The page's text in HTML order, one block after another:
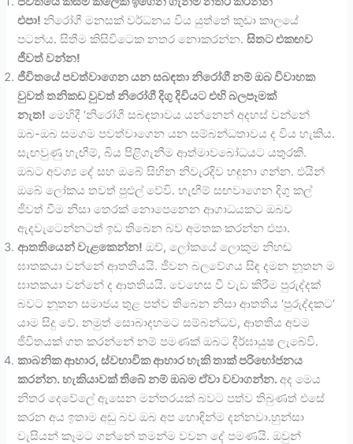
එපා! නිරෝගී මනසක් වර්ධනය විය යුත්තේ කුඩා කාලයේ
පටන්ය. සිතීම කිසිවිටෙක නතර නොකරන්න.සිතට එකඟව
ජීවත් වන්න!
ජීවිතයේ පවත්වාගෙන යන සබඳතා නිරෝගී නම් ඔබ විවාහක
වුවත් තනිකඩ වුවත් නිරෝගී දිගු දිවියට එහි බලපෑමක්
නැත! මෙහිදී ‘නිරෝගී සබඳතාවය යන්නෙන් අදහස් වන්නේ
ඔබ-ඔබ සමගම පවත්වාගෙන යන සම්බන්ධතාවය ද විය හැකිය.
සැඟවුණු හැඟීම්, බිය පිළිගැනීම ආත්මාවබෝධයට යතුරකි.
ඔබට අවශ්‍ය දේ සහ ඔබේ සිහින නිවැරදිව හඳුනා ගන්න. එයින්
ඔබේ ලෝකය තවත් පුළුල් වේවි. හැඟීම් සඟවාගෙන දිගු කල්
ජීවත් වීම නිසා තෙරක් නොපෙනෙන ආගාධයකට ඔබව
ඇදවැටෙන්නටත් ඉඩ තිබෙන බව අමතක කරන්න එපා.
ආතතියෙන් වැළකෙන්න! ඔව්, ලෝකයේ ලොකුම නිහඬ
ඝාතකයා වන්නේ ආතතියයි. ජීවන බලවේගය සිඳ දමන නූතන ම
ඝාතකයා වන්නේ ද ආතතියයි. වෙහෙස වී වැඩ කිරීම පුරුද්දක්
බවට නූතන සමාජය තුළ පත්ව තිබෙන නිසා ආතතිය ‘පුරුද්දකට‘
යාම සිදු වේ. නමුත් සොබාදහමට සම්බන්ධව, ආතතිය අවම
ජීවිතයක් ගත කරන්නේ නම් පමණක් ඔබට දීර්ඝායුෂ ලැබේවි.
කාබනික ආහාර, ස්වභාවික ආහාර හැකි තාක් පරිභෝජනය
කරන්න. හැකියාවක් තිබේ නම් ඔබම ඒවා වවාගන්න.අද මෙය
නිතර දෙවේලේ ඇසෙන මන්තරයක් බවට පත්ව තිබුණත් එසේ
කරන අය ඉතාම අඩු බව ඔබ අප හොඳින්ම දන්නවා.හුන්සා
වැසියන් කෑමට ගන්නේ තමන්ම වවන දේ පමණයි. ඔවුන්